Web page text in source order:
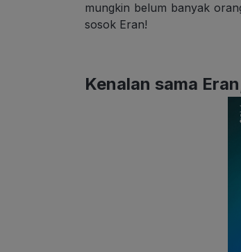
mungkin belum banyak
sosok Eran!
Kenalan sama